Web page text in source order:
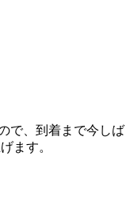
で、到着まで今しば
ます。